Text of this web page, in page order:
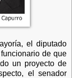
el diputado
de que
un proyecto de
el senador